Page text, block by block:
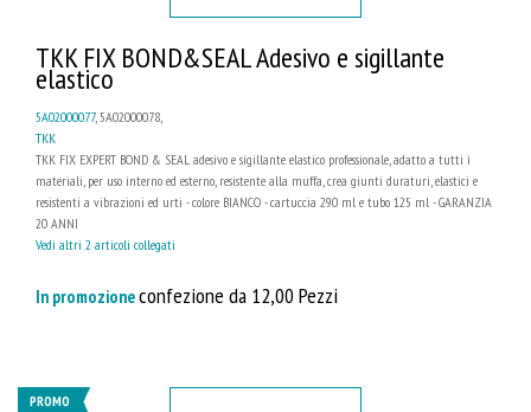
TKK FIX BOND&SEAL Adesivo e sigillante
elastico
5A02000077, 5A02000078,
TKK
TKK FIX EXPERT BOND & SEAL adesivo e sigillante elastico professionale, adatto a tutti i
materiali, per uso interno ed esterno, resistente alla muffa, crea giunti duraturi, elastici e
resistenti a vibrazioni ed urti - colore BIANCO - cartuccia 290 ml e tubo 125 ml - GARANZIA
20 ANNI
Vedi altri 2 articoli collegati
In promozioneconfezione da 12,00 Pezzi
PROMO